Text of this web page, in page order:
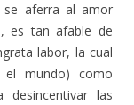
se aferra al amor
es tan afable de
labor, la cual
mundo) como
las